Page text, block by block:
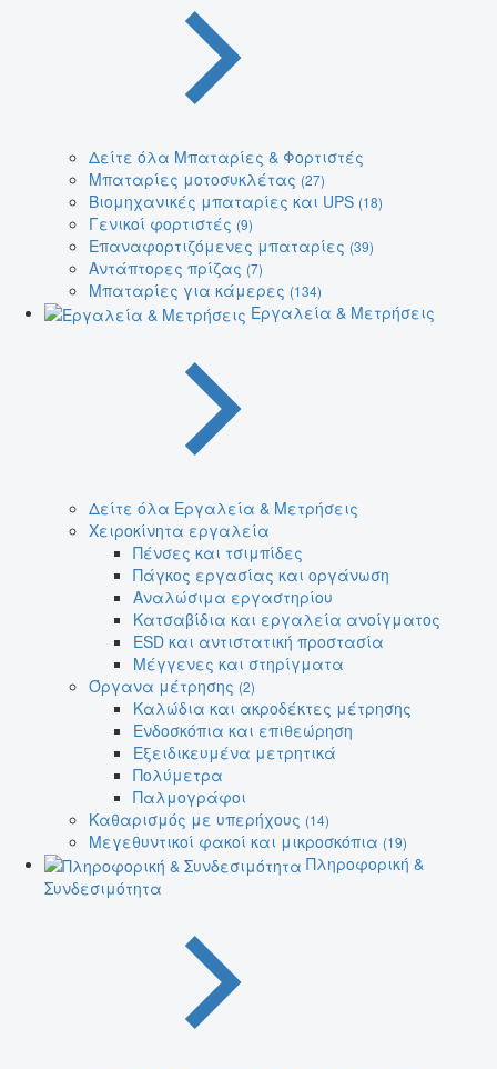
Δείτε όλα Μπαταρίες & Φορτιστές
Μπαταρίες μοτοσυκλέτας (27)
Βιομηχανικές μπαταρίες και UPS (18)
Γενικοί φορτιστές (9)
Επαναφορτιζόμενες μπαταρίες (39)
Αντάπτορες πρίζας (7)
Μπαταρίες για κάμερες (134)
Εργαλεία & Μετρήσεις
Δείτε όλα Εργαλεία & Μετρήσεις
Χειροκίνητα εργαλεία
Πένσες και τσιμπίδες
Πάγκος εργασίας και οργάνωση
Αναλώσιμα εργαστηρίου
Κατσαβίδια και εργαλεία ανοίγματος
ESD και αντιστατική προστασία
Μέγγενες και στηρίγματα
Όργανα μέτρησης (2)
Καλώδια και ακροδέκτες μέτρησης
Ενδοσκόπια και επιθεώρηση
Εξειδικευμένα μετρητικά
Πολύμετρα
Παλμογράφοι
Καθαρισμός με υπερήχους (14)
Μεγεθυντικοί φακοί και μικροσκόπια (19)
Πληροφορική &
Συνδεσιμότητα